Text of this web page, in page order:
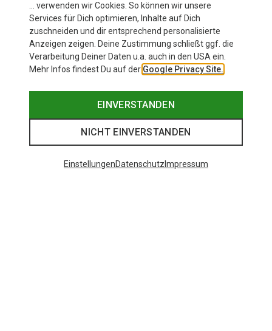
Oval Power 2500 Screw Karabiner
… verwenden wir Cookies. So können wir unsere
Services für Dich optimieren, Inhalte auf Dich
zuschneiden und dir entsprechend personalisierte
Anzeigen zeigen. Deine Zustimmung schließt ggf. die
Verarbeitung Deiner Daten u.a. auch in den USA ein.
Mehr Infos findest Du auf der Google Privacy Site.
EINVERSTANDEN
NICHT EINVERSTANDEN
EinstellungenDatenschutz Impressum